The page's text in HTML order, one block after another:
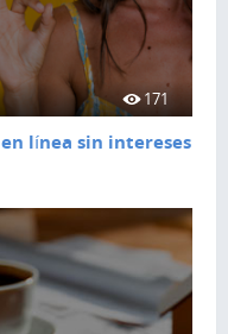
171
línea sin intereses